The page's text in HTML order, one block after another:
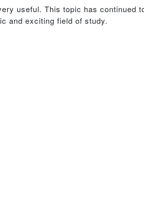
useful. This topic has continued
and exciting field of study.